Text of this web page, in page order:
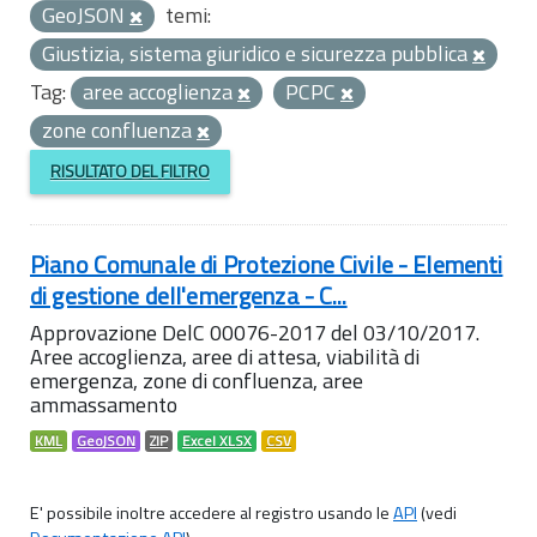
GeoJSON
temi:
Giustizia, sistema giuridico e sicurezza pubblica
Tag: aree accoglienza
PCPC
zone confluenza
RISULTATO DEL FILTRO
Piano Comunale di Protezione Civile - Elementi
di gestione dell'emergenza - C...
Approvazione DelC 00076-2017 del 03/10/2017.
Aree accoglienza, aree di attesa, viabilità di
emergenza, zone di confluenza, aree
ammassamento
KML GeoJSON ZIP Excel XLSX CSV
E' possibile inoltre accedere al registro usando leAPI(vedi